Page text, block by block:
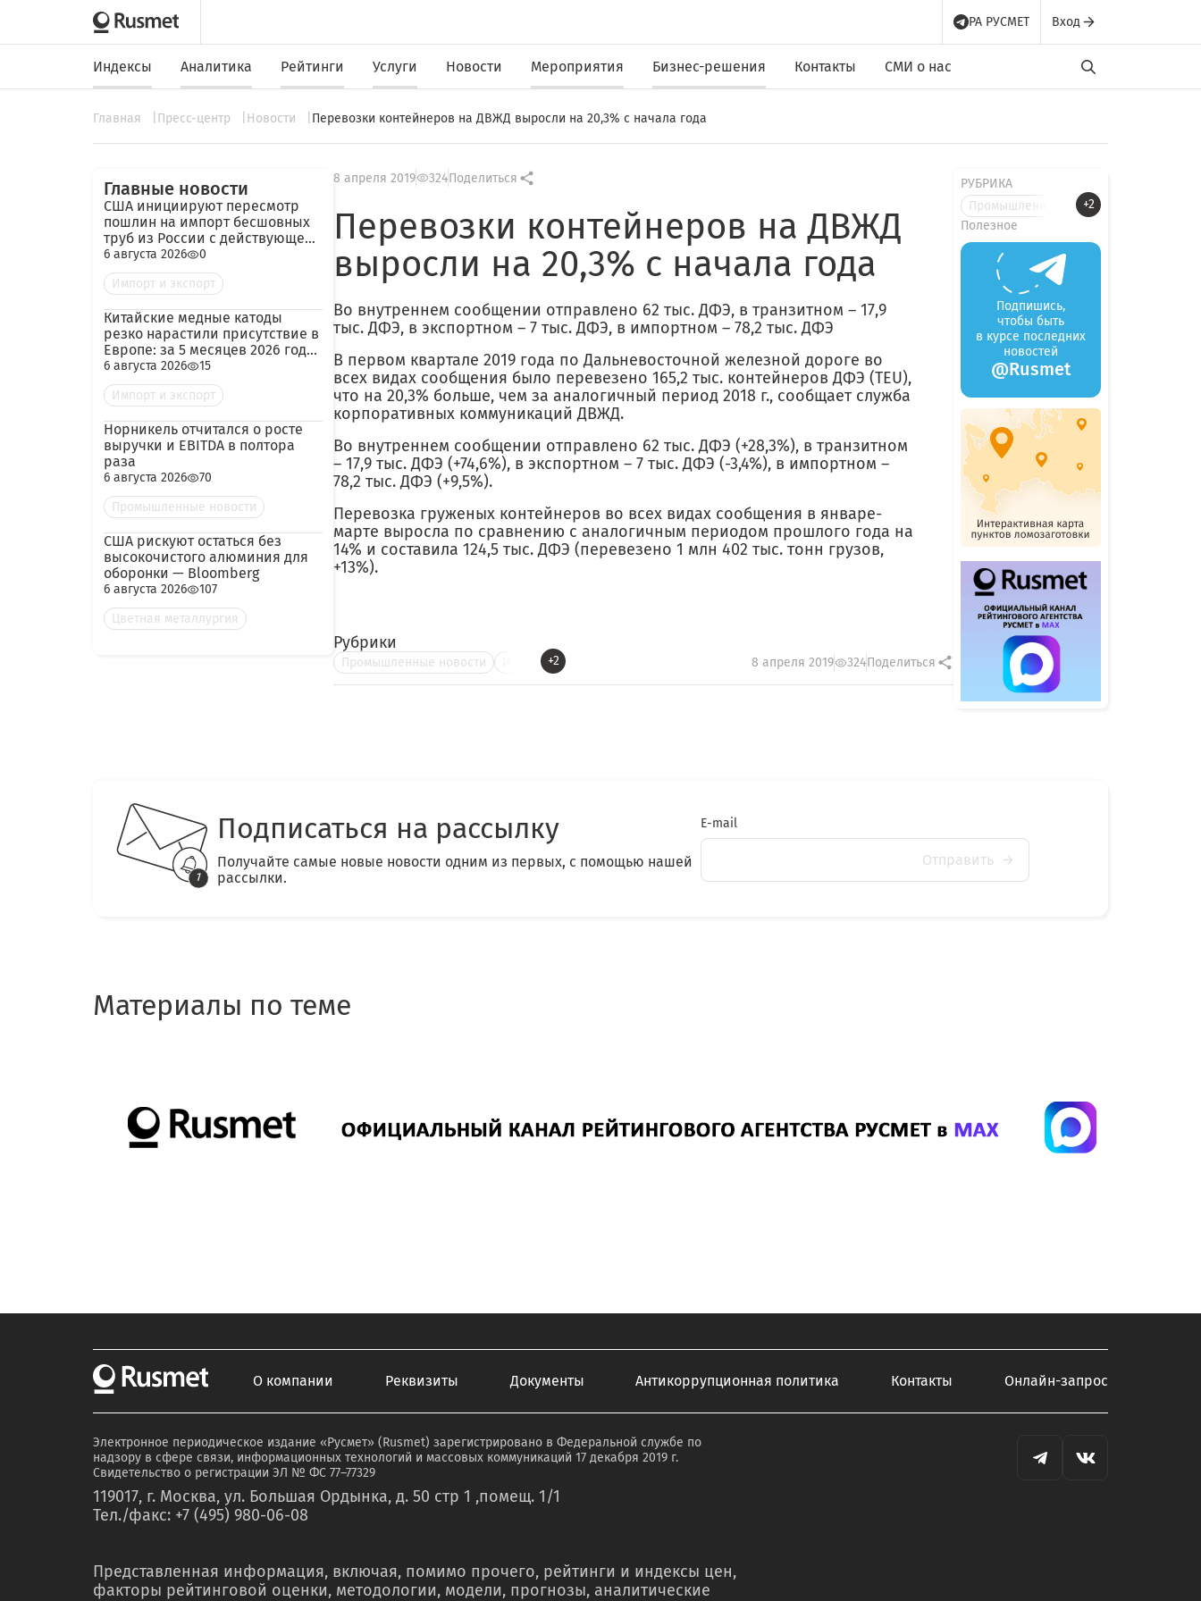
РА РУСМЕТ Вход
Индексы Аналитика Рейтинги Услуги Новости Мероприятия Бизнес-решения Контакты СМИ о нас
Главная Пресс-центр Новости Перевозки контейнеров на ДВЖД выросли на 20,3% с начала года
Главные новости
США инициируют пересмотр
пошлин на импорт бесшовных
труб из России с действующей
ставкой 209,72%
6 августа 2026
0
Импорт и экспорт
Китайские медные катоды
резко нарастили присутствие в
Европе: за 5 месяцев 2026 года
— 45 тыс. тонн
6 августа 2026
15
Импорт и экспорт
Норникель отчитался о росте
выручки и EBITDA в полтора
раза
6 августа 2026
70
Промышленные новости
США рискуют остаться без
высокочистого алюминия для
оборонки — Bloomberg
6 августа 2026
107
Цветная металлургия
8 апреля 2019 324Поделиться
Перевозки контейнеров на ДВЖД
выросли на 20,3% с начала года
Во внутреннем сообщении отправлено 62 тыс. ДФЭ, в транзитном – 17,9
тыс. ДФЭ, в экспортном – 7 тыс. ДФЭ, в импортном – 78,2 тыс. ДФЭ
В первом квартале 2019 года по Дальневосточной железной дороге во
всех видах сообщения было перевезено 165,2 тыс. контейнеров ДФЭ (TEU),
что на 20,3% больше, чем за аналогичный период 2018 г., сообщает служба
корпоративных коммуникаций ДВЖД.
Во внутреннем сообщении отправлено 62 тыс. ДФЭ (+28,3%), в транзитном
– 17,9 тыс. ДФЭ (+74,6%), в экспортном – 7 тыс. ДФЭ (-3,4%), в импортном –
78,2 тыс. ДФЭ (+9,5%).
Перевозка груженых контейнеров во всех видах сообщения в январе-
марте выросла по сравнению с аналогичным периодом прошлого года на
14% и составила 124,5 тыс. ДФЭ (перевезено 1 млн 402 тыс. тонн грузов,
+13%).
Рубрики
Промышленные новости +2 8 апреля 2019 324Поделиться
РУБРИКА
Промышленные новости
+2
Полезное
Подпишись,
чтобы быть
в курсе последних
новостей
@Rusmet
Подписаться на рассылку
Получайте самые новые новости одним из первых, с помощью нашей
рассылки.
E-mail
Отправить
Материалы по теме
О компании Реквизиты Документы Антикоррупционная политика Контакты Онлайн-запрос
Электронное периодическое издание «Русмет» (Rusmet) зарегистрировано в Федеральной службе по
надзору в сфере связи, информационных технологий и массовых коммуникаций 17 декабря 2019 г.
Свидетельство о регистрации ЭЛ № ФС 77–77329
119017, г. Москва, ул. Большая Ордынка, д. 50 стр 1 ,помещ. 1/1
Тел./факс: +7 (495) 980-06-08
Представленная информация, включая, помимо прочего, рейтинги и индексы цен,
факторы рейтинговой оценки, методологии, модели, прогнозы, аналитические